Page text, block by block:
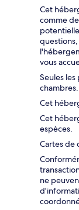
Cet
comme
vous
Seules
chambres.
Cet
Cet
espèces.
Cartes de
ne